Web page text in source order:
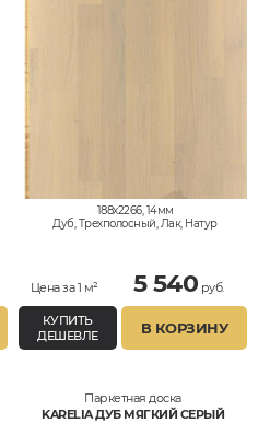
188x2266, 14мм
Дуб, Трехполосный, Лак, Натур
Цена за 1 м² 5 540 руб.
КУПИТЬ
ДЕШЕВЛЕ
В КОРЗИНУ
Паркетная доска
KARELIA ДУБ МЯГКИЙ СЕРЫЙ